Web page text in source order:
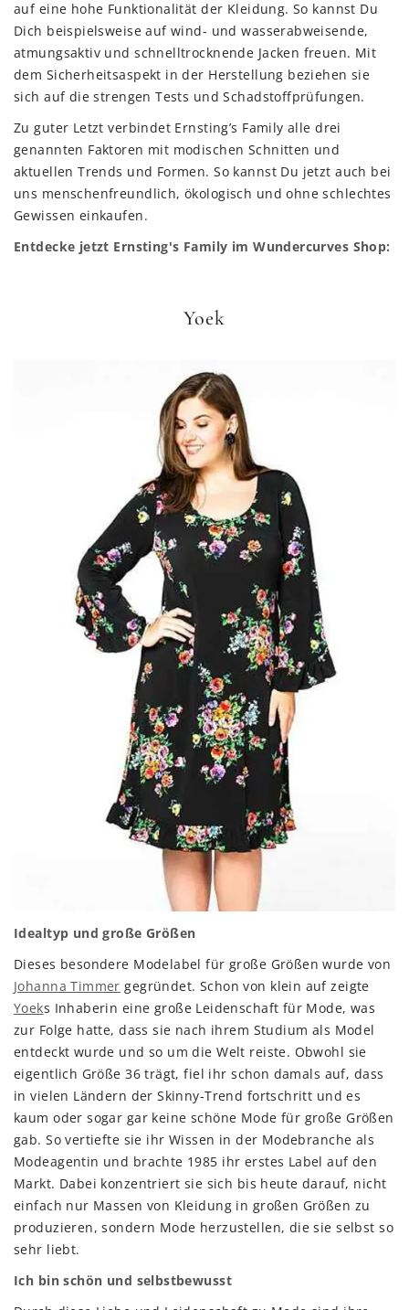
auf eine hohe Funktionalität der Kleidung. So kannst Du
Dich beispielsweise auf wind- und wasserabweisende,
atmungsaktiv und schnelltrocknende Jacken freuen. Mit
dem Sicherheitsaspekt in der Herstellung beziehen sie
sich auf die strengen Tests und Schadstoffprüfungen.
Zu guter Letzt verbindet Ernsting’s Family alle drei
genannten Faktoren mit modischen Schnitten und
aktuellen Trends und Formen. So kannst Du jetzt auch bei
uns menschenfreundlich, ökologisch und ohne schlechtes
Gewissen einkaufen.
Entdecke jetzt Ernsting's Family im Wundercurves Shop:
Yoek
Idealtyp und große Größen
Dieses besondere Modelabel für große Größen wurde von
Johanna Timmer gegründet. Schon von klein auf zeigte
Yoeks Inhaberin eine große Leidenschaft für Mode, was
zur Folge hatte, dass sie nach ihrem Studium als Model
entdeckt wurde und so um die Welt reiste. Obwohl sie
eigentlich Größe 36 trägt, fiel ihr schon damals auf, dass
in vielen Ländern der Skinny-Trend fortschritt und es
kaum oder sogar gar keine schöne Mode für große Größen
gab. So vertiefte sie ihr Wissen in der Modebranche als
Modeagentin und brachte 1985 ihr erstes Label auf den
Markt. Dabei konzentriert sie sich bis heute darauf, nicht
einfach nur Massen von Kleidung in großen Größen zu
produzieren, sondern Mode herzustellen, die sie selbst so
sehr liebt.
Ich bin schön und selbstbewusst